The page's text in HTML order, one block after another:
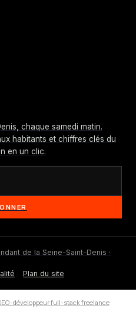
chaque samedi matin.
habitants et chiffres clés du
en un clic.
de la Seine-Saint-Denis ·
Plan du site
·développeur full-stack freelance